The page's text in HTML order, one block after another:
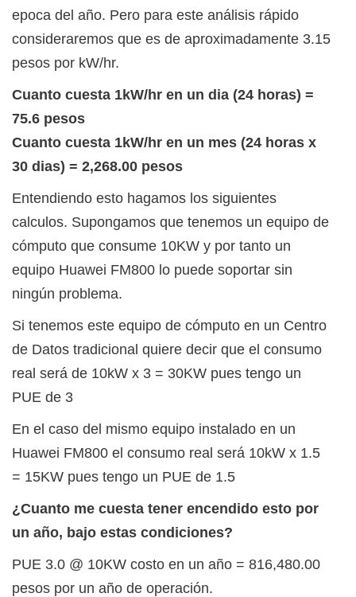
epoca del año. Pero para este análisis rápido
consideraremos que es de aproximadamente 3.15
pesos por kW/hr.
Cuanto cuesta 1kW/hr en un dia (24 horas) =
75.6 pesos
Cuanto cuesta 1kW/hr en un mes (24 horas x
30 dias) = 2,268.00 pesos
Entendiendo esto hagamos los siguientes
calculos. Supongamos que tenemos un equipo de
cómputo que consume 10KW y por tanto un
equipo Huawei FM800 lo puede soportar sin
ningún problema.
Si tenemos este equipo de cómputo en un Centro
de Datos tradicional quiere decir que el consumo
real será de 10kW x 3 = 30KW pues tengo un
PUE de 3
En el caso del mismo equipo instalado en un
Huawei FM800 el consumo real será 10kW x 1.5
= 15KW pues tengo un PUE de 1.5
¿Cuanto me cuesta tener encendido esto por
un año, bajo estas condiciones?
PUE 3.0 @ 10KW costo en un año = 816,480.00
pesos por un año de operación.